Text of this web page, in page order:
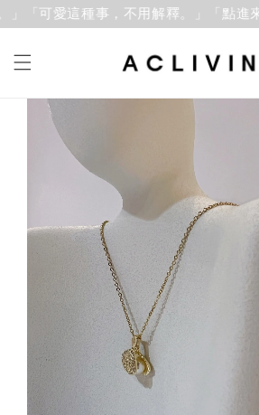
可愛這種事，不用解釋。」 「點進來